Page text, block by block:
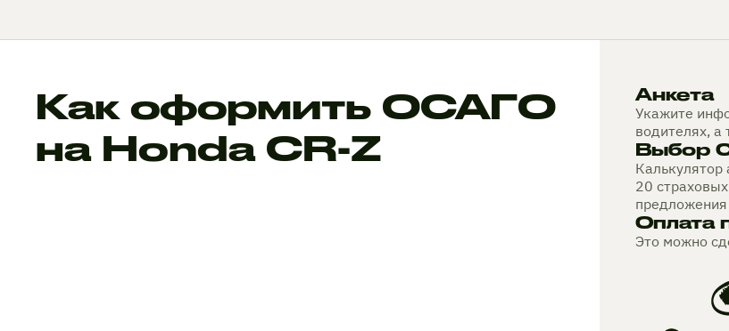
Как оформить ОСАГО
на Honda CR-Z
Анкета
Укажите
водителях,
Выбор
Калькулятор
20
Оплата
Это можно